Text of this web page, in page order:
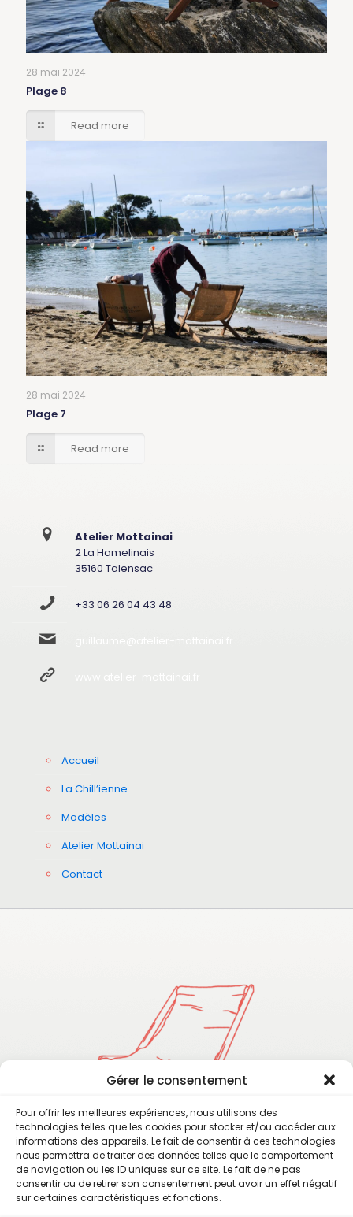
Gérer le consentement
Pour offrir les meilleures expériences, nous utilisons des
technologies telles que les cookies pour stocker et/ou accéder aux
informations des appareils. Le fait de consentir à ces technologies
nous permettra de traiter des données telles que le comportement
de navigation ou les ID uniques sur ce site. Le fait de ne pas
consentir ou de retirer son consentement peut avoir un effet négatif
sur certaines caractéristiques et fonctions.
28 mai 2024
Plage 8
Read more
28 mai 2024
Plage 7
Read more
Atelier Mottainai
2 La Hamelinais
35160 Talensac
+33 06 26 04 43 48
Accueil
La Chill’ienne
Modèles
Atelier Mottainai
Contact